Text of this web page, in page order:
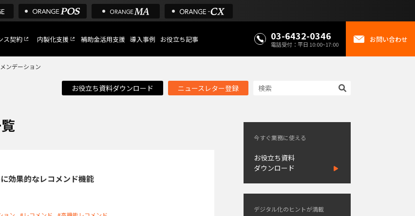
ス契約 内製化支援 補助金活用支援 導入事例 お役立ち記事 03-6432-0346
電話受付：平日 10:00~17:00
お問い合わせ
ンデーション
お役立ち資料ダウンロード ニュースレター登録
効果的なレコメンド機能
今すぐ業務に使える
お役立ち資料
ダウンロード
デジタル化のヒントが満載